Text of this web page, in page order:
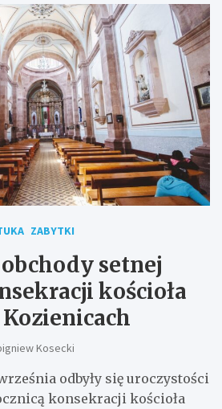
ZABYTKI
setnej
kościoła
Kozienicach
Kosecki
odbyły się uroczystości
konsekracji kościoła